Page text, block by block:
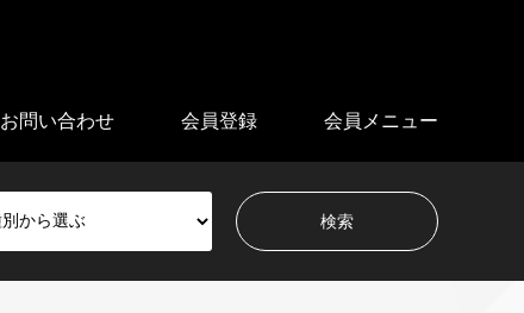
お問い合わせ 会員登録 会員メニュー